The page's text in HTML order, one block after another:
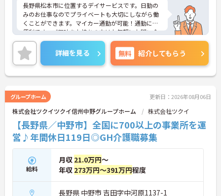
長野県松本市に位置するデイサービスです。日勤の
みのお仕事なのでプライベートも大切にしながら働
くことができます。マイカー通勤が可能！通勤にも
便利です。ご興味をお持ちの方はお気軽にお問い合
わせください。
詳細を見る 無料 紹介してもらう
グループホーム 更新日：2026年08月06日
株式会社ツクイツクイ信州中野グループホーム 株式会社ツクイ
【長野県／中野市】全国に700以上の事業所を運
営♪年間休日119日◎GH介護職募集
給料
月収 21.0万円～
年収 273万円～391万円程度
長野県 中野市 吉田字中河原1137-1